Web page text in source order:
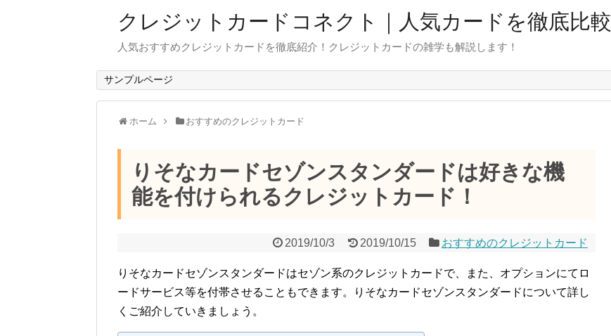
クレジットカードコネクト｜人気カードを徹底比較
人気おすすめクレジットカードを徹底紹介！クレジットカードの雑学も解説します！
サンプルページ
ホーム おすすめのクレジットカード
りそなカードセゾンスタンダードは好きな機
能を付けられるクレジットカード！
2019/10/3 2019/10/15 おすすめのクレジットカード
りそなカードセゾンスタンダードはセゾン系のクレジットカードで、また、オプションにてロ
ードサービス等を付帯させることもできます。りそなカードセゾンスタンダードについて詳し
くご紹介していきましょう。